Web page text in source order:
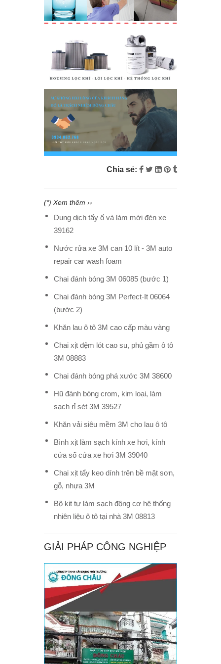
Chia sẻ:
(*) Xem thêm ››
Dung dịch tẩy ố và làm mới đèn xe
39162
Nước rửa xe 3M can 10 lít - 3M auto
repair car wash foam
Chai đánh bóng 3M 06085 (bước 1)
Chai đánh bóng 3M Perfect-It 06064
(bước 2)
Khăn lau ô tô 3M cao cấp màu vàng
Chai xịt đệm lót cao su, phủ gầm ô tô
3M 08883
Chai đánh bóng phá xước 3M 38600
Hũ đánh bóng crom, kim loại, làm
sạch rỉ sét 3M 39527
Khăn vải siêu mềm 3M cho lau ô tô
Bình xịt làm sạch kính xe hơi, kính
cửa sổ cửa xe hơi 3M 39040
Chai xịt tẩy keo dính trên bề mặt sơn,
gỗ, nhựa 3M
Bộ kit tự làm sạch động cơ hệ thống
nhiên liệu ô tô tại nhà 3M 08813
GIẢI PHÁP CÔNG NGHIỆP